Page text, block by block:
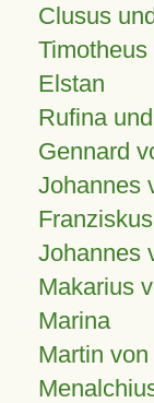
Clusus
Elstan
Rufina
Gennard
Johannes
Johannes
Makarius
Marina
Martin